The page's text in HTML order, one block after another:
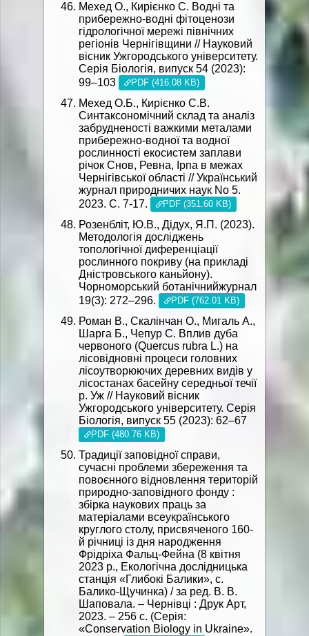
Мехед О., Кирієнко С. Водні та
прибережно-водні фітоценози
гідрологічної мережі північних
регіонів Чернігівщини // Науковий
вісник Ужгородського університету.
Серія Біологія, випуск 54 (2023):
99–103
PDF (416.08 KB)
Мехед О.Б., Кирієнко С.В.
Синтаксономічний склад та аналіз
забрудненості важкими металами
прибережно-водної та водної
рослинності екосистем заплави
річок Снов, Ревна, Ірпа в межах
Чернігівської області // Український
журнал природничих наук No 5.
2023. С. 7-17.
PDF (351.60 KB)
Розенбліт, Ю.В., Дідух, Я.П. (2023).
Методологія досліджень
топологічної диференціації
рослинного покриву (на прикладі
Дністровського каньйону).
Чорноморський ботанічнийжурнал
19(3): 272–296.
PDF (762.01 KB)
Роман В., Скалінчан О., Мигаль А.,
Шарга Б., Чепур С. Вплив дуба
червоного (Quercus rubra L.) на
лісовідновні процеси головних
лісоутворюючих деревних видів у
лісостанах басейну середньої течії
р. Уж // Науковий вісник
Ужгородського університету. Серія
Біологія, випуск 55 (2023): 62–67
PDF (480.76 KB)
Традиції заповідної справи,
сучасні проблеми збереження та
повоєнного відновлення територій
природно-заповідного фонду :
збірка наукових праць за
матеріалами всеукраїнського
круглого столу, присвяченого 160-
й річниці із дня народження
Фрідріха Фальц-Фейна (8 квітня
2023 р., Екологічна дослідницька
станція «Глибокі Балики», с.
Балико-Щучинка) / за ред. В. В.
Шаповала. – Чернівці : Друк Арт,
2023. – 256 с. (Серія:
«Conservation Biology in Ukraine».